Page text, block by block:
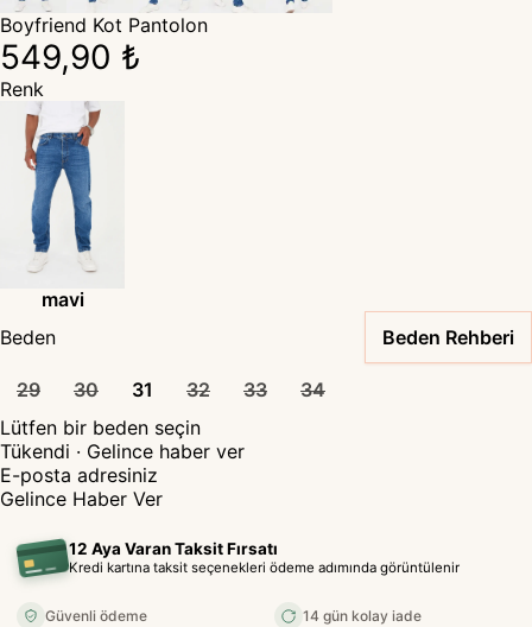
Boyfriend Kot Pantolon
549,90 ₺
Renk
mavi
Beden
Beden Rehberi
29 30 31 32 33
34
Lütfen bir beden seçin
Tükendi · Gelince haber ver
Gelince Haber Ver
12 Aya Varan Taksit Fırsatı
Kredi kartına taksit seçenekleri ödeme adımında görüntülenir
Güvenli ödeme 14 gün kolay iade